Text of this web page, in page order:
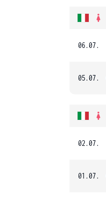
06.07.
05.07.
02.07.
01.07.